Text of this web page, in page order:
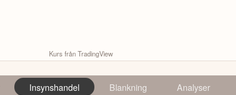
Kurs från TradingView
Insynshandel Blankning Analyser